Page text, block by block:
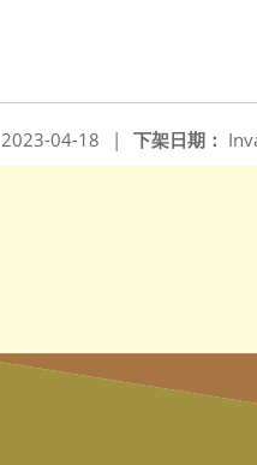
下架日期：
2023-04-18 |